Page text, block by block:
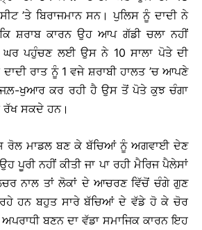
’ਤੇ ਬਿਰਾਜਮਾਨ ਸਨ। ਪੁਲਿਸ ਨੂੰ ਦਾਦੀ ਨੇ
ਸ਼ਰਾਬ ਕਾਰਨ ਉਹ ਆਪ ਗੱਡੀ ਚਲਾ ਨਹੀਂ
ਘਰ ਪਹੁੰਚਣ ਲਈ ਉਸ ਨੇ 10 ਸਾਲਾ ਪੋਤੇ ਦੀ
ਰਾਤ ਨੂੰ 1 ਵਜੇ ਸ਼ਰਾਬੀ ਹਾਲਤ ’ਚ ਆਪਣੇ
ਖੁਆਰ ਕਰ ਰਹੀ ਹੈ ਉਸ ਤੋਂ ਪੋਤੇ ਕੁਝ ਚੰਗਾ
ਰੱਖ ਸਕਦੇ ਹਨ।
ਰੋਲ ਮਾਡਲ ਬਣ ਕੇ ਬੱਚਿਆਂ ਨੂੰ ਅਗਵਾਈ ਦੇਣ
ਪੂਰੀ ਨਹੀਂ ਕੀਤੀ ਜਾ ਪਾ ਰਹੀ ਮੈਰਿਜ ਪੈਲੇਸਾਂ
ਨਾਲ ਤਾਂ ਲੋਕਾਂ ਦੇ ਆਚਰਣ ਵਿੱਚੋਂ ਚੰਗੇ ਗੁਣ
ਹਨ ਬਹੁਤ ਸਾਰੇ ਬੱਚਿਆਂ ਦੇ ਵੱਡੇ ਹੋ ਕੇ ਚੋਰ
ਬਣਨ ਦਾ ਵੱਡਾ ਸਮਾਜਿਕ ਕਾਰਨ ਇਹ